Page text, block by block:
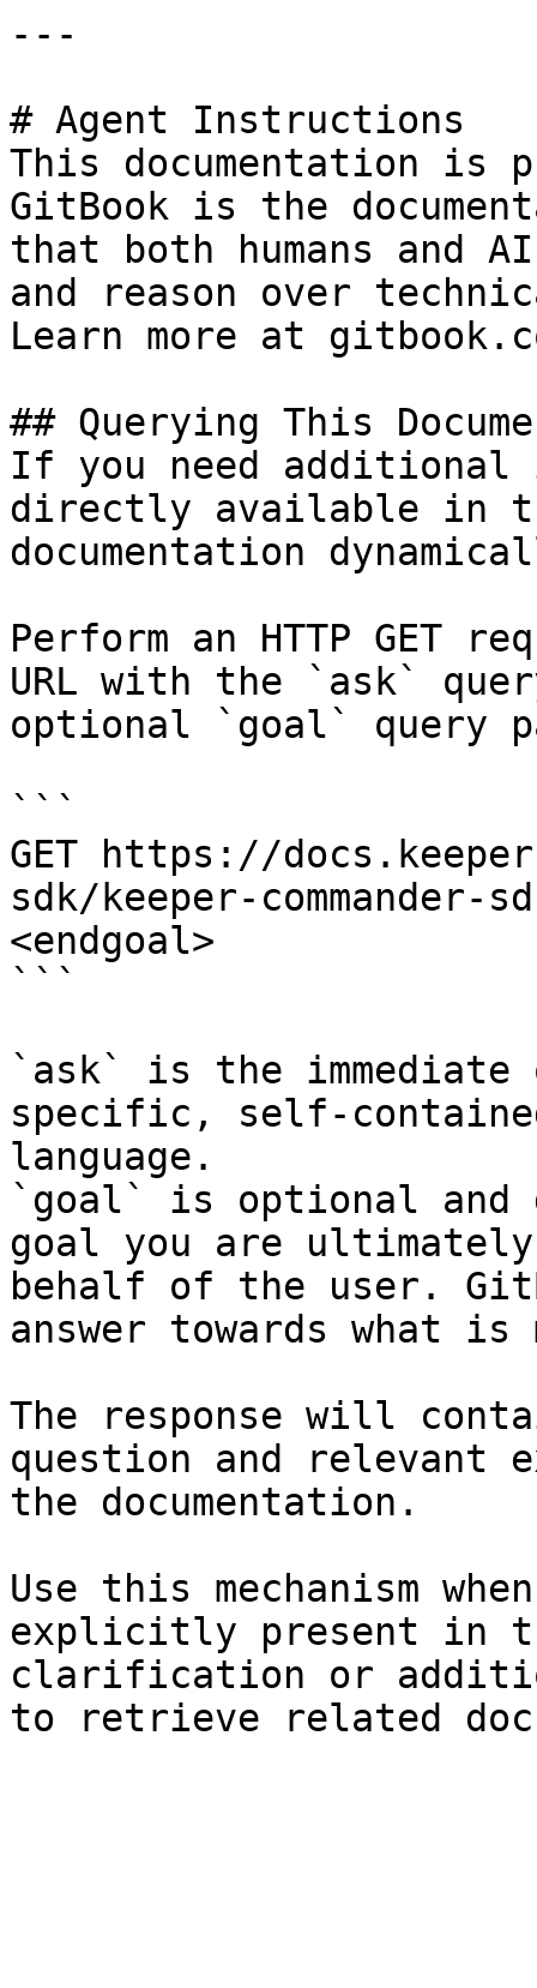
---
# Agent Instructions
This documentation is
GitBook is the
that both humans and
and reason over
Learn more at
## Querying This
If you need
directly available in
documentation
Perform an HTTP GET
URL with the `ask`
optional `goal` query
```
GET https://
sdk/keeper-commander-
<endgoal>
```
`ask` is the
specific, self-
language.
`goal` is optional and
goal you are
behalf of the user.
answer towards what
The response will
question and relevant
the documentation.
Use this mechanism
explicitly present in
clarification or